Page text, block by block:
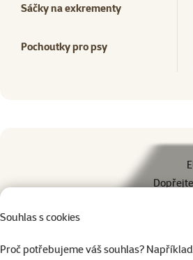
Souhlas s cookies
Proč potřebujeme váš souhlas?
Sáčky na exkrementy
Pochoutky pro psy